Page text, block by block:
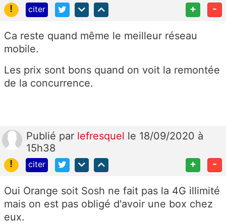
!
citer + -
Ca reste quand même le meilleur réseau
mobile.
Les prix sont bons quand on voit la remontée
de la concurrence.
Publié par lefresquel le 18/09/2020 à
15h38
!
citer + -
Oui Orange soit Sosh ne fait pas la 4G illimité
mais on est pas obligé d'avoir une box chez
eux.